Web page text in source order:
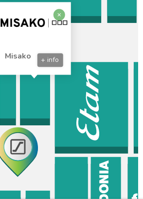
Misako + info